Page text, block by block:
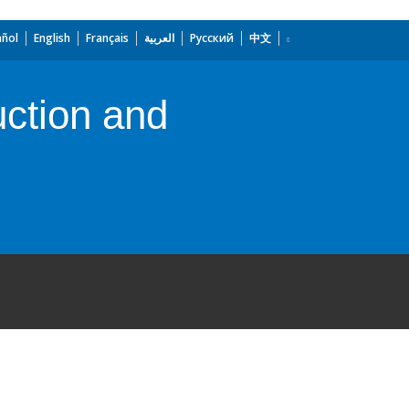
English Français العربية Русский 中文
and